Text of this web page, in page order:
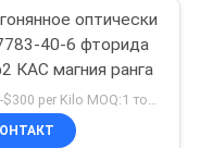
10
оптически
40-6 фторида
КАС магния ранга